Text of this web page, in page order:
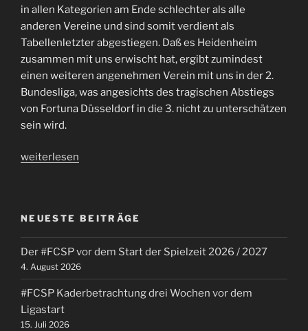
in allen Kategorien am Ende schlechter als alle
anderen Vereine und sind somit verdient als
Tabellenletzter abgestiegen. Daß es Heidenheim
zusammen mit uns erwischt hat, ergibt zumindest
einen weiteren angenehmen Verein mit uns in der 2.
Bundesliga, was angesichts des tragischen Abstiegs
von Fortuna Düsseldorf in die 3. nicht zu unterschätzen
sein wird.
„Es
–
der
#FCSP
ist
zurück
in
Liga
weiterlesen
NEUESTE BEITRÄGE
Der #FCSP vor dem Start der Spielzeit 2026 / 2027
4. August 2026
#FCSP Kaderbetrachtung drei Wochen vor dem
Ligastart
15. Juli 2026